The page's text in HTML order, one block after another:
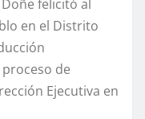
felicitó al
en el Distrito
de
Ejecutiva en